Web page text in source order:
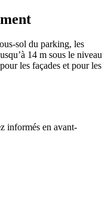
sol du parking, les
14 m sous le niveau
les façades et pour les
informés en avant-